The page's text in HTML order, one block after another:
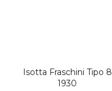
Isotta Fraschini Tipo 8
1930